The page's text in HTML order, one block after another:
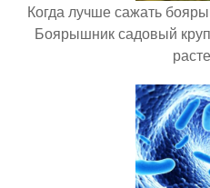
Когда лучше сажать
Боярышник садовый